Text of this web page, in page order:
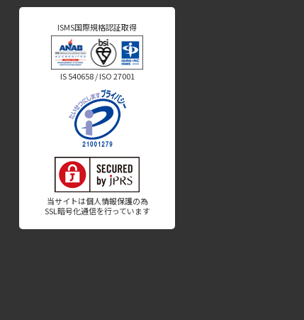
ISMS国際規格認証取得
IS 540658 / ISO 27001
当サイトは個人情報保護の為
SSL暗号化通信を行っています